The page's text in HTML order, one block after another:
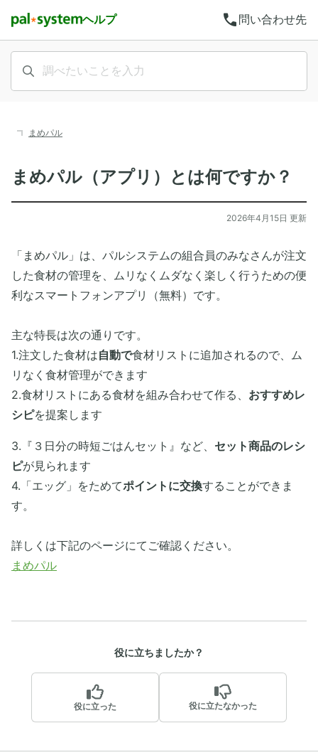
ヘルプ call 問い合わせ先
まめパル
まめパル（アプリ）とは何ですか？
2026年4月15日 更新
「まめパル」は、パルシステムの組合員のみなさんが注文
した食材の管理を、ムリなくムダなく楽しく行うための便
利なスマートフォンアプリ（無料）です。
主な特長は次の通りです。
1.注文した食材は自動で食材リストに追加されるので、ム
リなく食材管理ができます
2.食材リストにある食材を組み合わせて作る、 おすすめレ
シピを提案します
3.『３日分の時短ごはんセット』など、 セット商品のレシ
ピが見られます
4.「エッグ」をためてポイントに交換することができま
す。
詳しくは下記のページにてご確認ください。
まめパル
役に立ちましたか？
役に立った 役に立たなかった